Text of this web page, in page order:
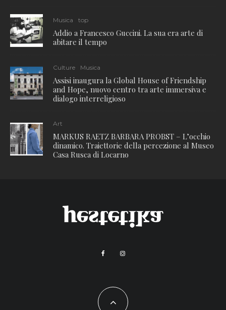
Musica top
Addio a Francesco Guccini. La sua era arte di
abitare il tempo
Culture Musica
Assisi inaugura la Global House of Friendship
and Hope, nuovo centro tra arte immersiva e
dialogo interreligioso
Art
MARKUS RAETZ BARBARA PROBST – L’occhio
dinamico. Traiettorie della percezione al Museo
Casa Rusca di Locarno